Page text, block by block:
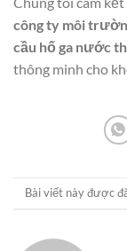
công ty môi
cầu hố ga nước
thông minh cho
Bài viết này được